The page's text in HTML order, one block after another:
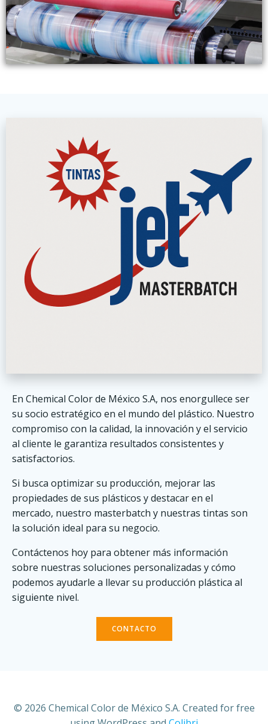
En Chemical Color de México S.A, nos enorgullece ser
su socio estratégico en el mundo del plástico. Nuestro
compromiso con la calidad, la innovación y el servicio
al cliente le garantiza resultados consistentes y
satisfactorios.
Si busca optimizar su producción, mejorar las
propiedades de sus plásticos y destacar en el
mercado, nuestro masterbatch y nuestras tintas son
la solución ideal para su negocio.
Contáctenos hoy para obtener más información
sobre nuestras soluciones personalizadas y cómo
podemos ayudarle a llevar su producción plástica al
siguiente nivel.
CONTACTO
© 2026 Chemical Color de México S.A. Created for free